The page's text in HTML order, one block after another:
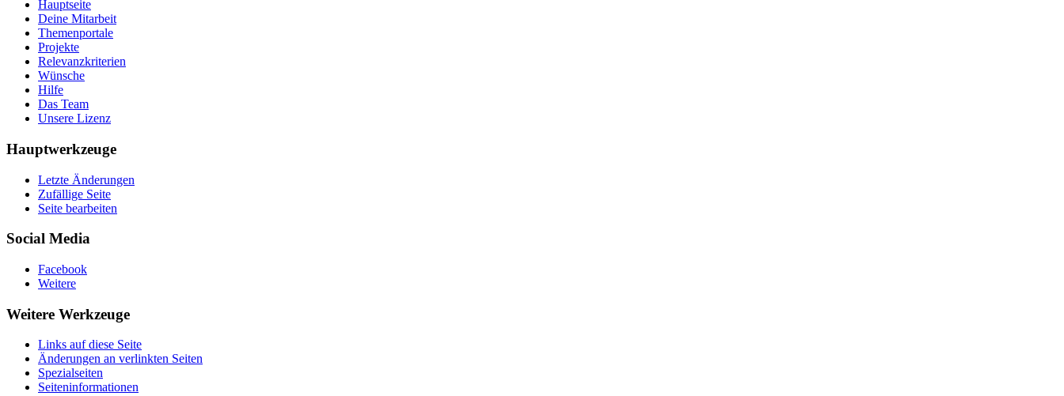
Hauptseite
Deine Mitarbeit
Themenportale
Projekte
Relevanzkriterien
Wünsche
Hilfe
Das Team
Unsere Lizenz
Hauptwerkzeuge
Letzte Änderungen
Zufällige Seite
Seite bearbeiten
Social Media
Facebook
Weitere
Weitere Werkzeuge
Links auf diese Seite
Änderungen an verlinkten Seiten
Spezialseiten
Seiten­­informationen